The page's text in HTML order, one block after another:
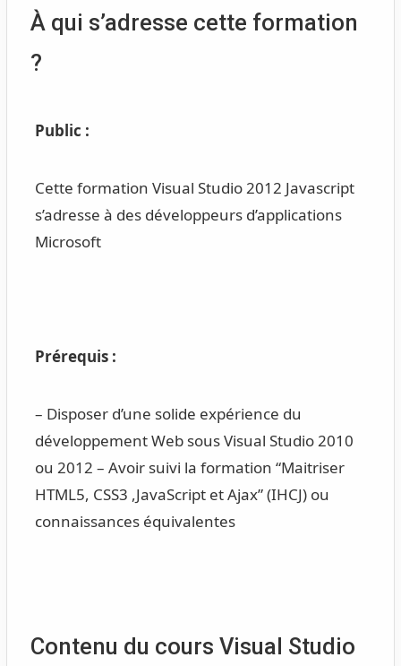
À qui s’adresse cette formation
?
Public :
Cette formation Visual Studio 2012 Javascript
s’adresse à des développeurs d’applications
Microsoft
Prérequis :
– Disposer d’une solide expérience du
développement Web sous Visual Studio 2010
ou 2012 – Avoir suivi la formation “Maitriser
HTML5, CSS3 ,JavaScript et Ajax” (IHCJ) ou
connaissances équivalentes
Contenu du cours Visual Studio